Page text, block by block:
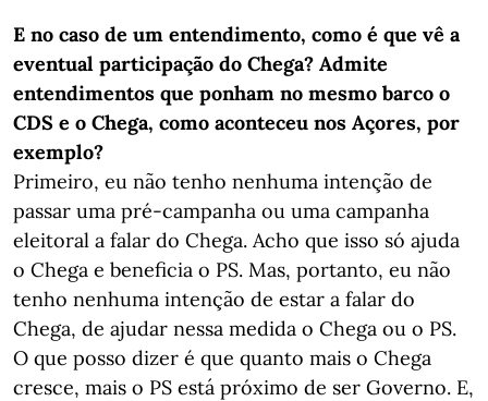
E no caso de um entendimento, como é que vê a
eventual participação do Chega? Admite
entendimentos que ponham no mesmo barco o
CDS e o Chega, como aconteceu nos Açores, por
exemplo?
Primeiro, eu não tenho nenhuma intenção de
passar uma pré-campanha ou uma campanha
eleitoral a falar do Chega. Acho que isso só ajuda
o Chega e beneficia o PS. Mas, portanto, eu não
tenho nenhuma intenção de estar a falar do
Chega, de ajudar nessa medida o Chega ou o PS.
O que posso dizer é que quanto mais o Chega
cresce, mais o PS está próximo de ser Governo. E,